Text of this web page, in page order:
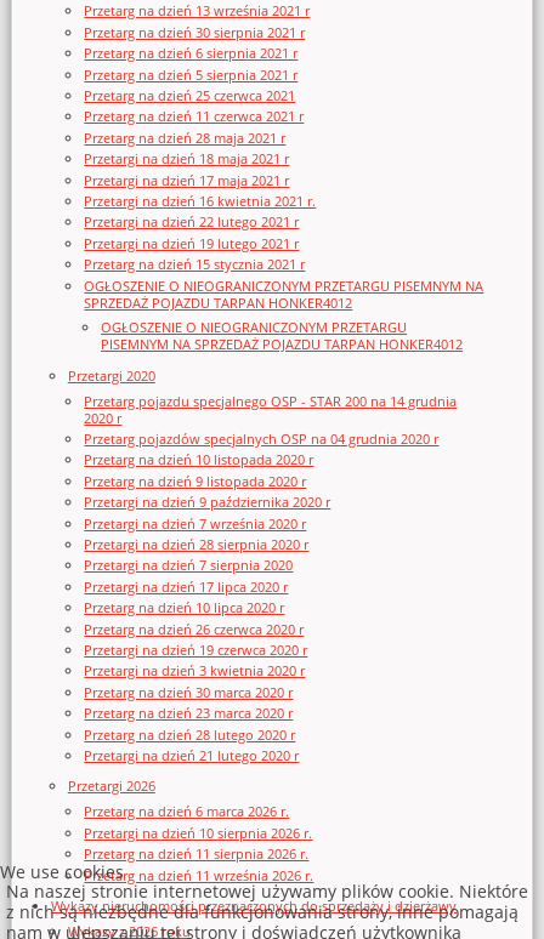
Przetarg na dzień 13 września 2021 r
Przetarg na dzień 30 sierpnia 2021 r
Przetarg na dzień 6 sierpnia 2021 r
Przetarg na dzień 5 sierpnia 2021 r
Przetarg na dzień 25 czerwca 2021
Przetarg na dzień 11 czerwca 2021 r
Przetarg na dzień 28 maja 2021 r
Przetargi na dzień 18 maja 2021 r
Przetargi na dzień 17 maja 2021 r
Przetargi na dzień 16 kwietnia 2021 r.
Przetargi na dzień 22 lutego 2021 r
Przetargi na dzień 19 lutego 2021 r
Przetarg na dzień 15 stycznia 2021 r
OGŁOSZENIE O NIEOGRANICZONYM PRZETARGU PISEMNYM NA
SPRZEDAŻ POJAZDU TARPAN HONKER4012
OGŁOSZENIE O NIEOGRANICZONYM PRZETARGU
PISEMNYM NA SPRZEDAŻ POJAZDU TARPAN HONKER4012
Przetargi 2020
Przetarg pojazdu specjalnego OSP - STAR 200 na 14 grudnia
2020 r
Przetarg pojazdów specjalnych OSP na 04 grudnia 2020 r
Przetarg na dzień 10 listopada 2020 r
Przetarg na dzień 9 listopada 2020 r
Przetargi na dzień 9 października 2020 r
Przetargi na dzień 7 września 2020 r
Przetargi na dzień 28 sierpnia 2020 r
Przetargi na dzień 7 sierpnia 2020
Przetargi na dzień 17 lipca 2020 r
Przetarg na dzień 10 lipca 2020 r
Przetarg na dzień 26 czerwca 2020 r
Przetargi na dzień 19 czerwca 2020 r
Przetargi na dzień 3 kwietnia 2020 r
Przetarg na dzień 30 marca 2020 r
Przetarg na dzień 23 marca 2020 r
Przetarg na dzień 28 lutego 2020 r
Przetargi na dzień 21 lutego 2020 r
Przetargi 2026
Przetarg na dzień 6 marca 2026 r.
Przetargi na dzień 10 sierpnia 2026 r.
Przetarg na dzień 11 sierpnia 2026 r.
Przetarg na dzień 11 września 2026 r.
Wykazy nieruchomości przeznaczonych do sprzedaży i dzierżawy
Wykazy z 2026 roku
We use cookies
Na naszej stronie internetowej używamy plików cookie. Niektóre
z nich są niezbędne dla funkcjonowania strony, inne pomagają
nam w ulepszaniu tej strony i doświadczeń użytkownika